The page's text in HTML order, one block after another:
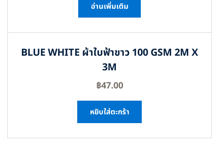
อ่านเพิ่มเติม
BLUE WHITE ผ้าใบฟ้าขาว 100 GSM 2M X
3M
฿47.00
หยิบใส่ตะกร้า